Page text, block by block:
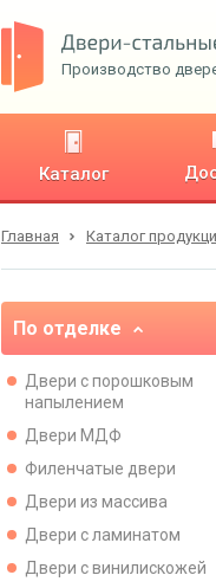
Производство
Каталог
Главная Каталог
По отделке
Двери с порошковым
напылением
Двери МДФ
Филенчатые двери
Двери из массива
Двери с ламинатом
Двери с винилискожей